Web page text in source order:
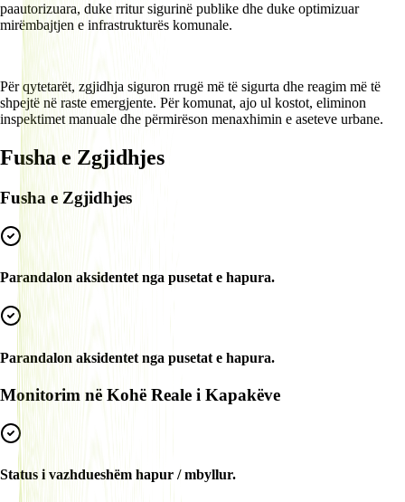
paautorizuara, duke rritur sigurinë publike dhe duke optimizuar
mirëmbajtjen e infrastrukturës komunale.
Për qytetarët, zgjidhja siguron rrugë më të sigurta dhe reagim më të
shpejtë në raste emergjente. Për komunat, ajo ul kostot, eliminon
inspektimet manuale dhe përmirëson menaxhimin e aseteve urbane.
Fusha e Zgjidhjes
Fusha e Zgjidhjes
Parandalon aksidentet nga pusetat e hapura.
Parandalon aksidentet nga pusetat e hapura.
Monitorim në Kohë Reale i Kapakëve
Status i vazhdueshëm hapur / mbyllur.